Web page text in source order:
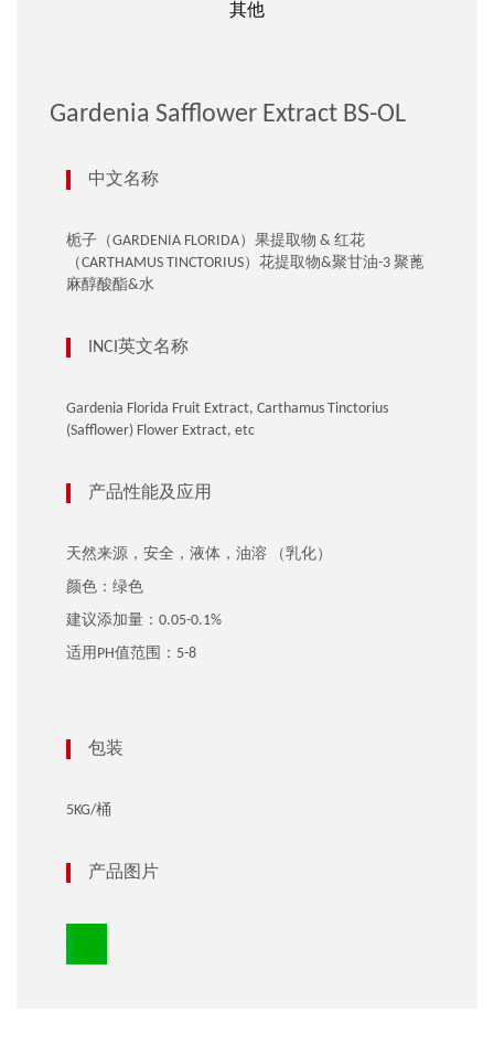
其他
Gardenia Safflower Extract BS-OL
中文名称
栀子（GARDENIA FLORIDA）果提取物 & 红花
（CARTHAMUS TINCTORIUS）花提取物&聚甘油-3 聚蓖
麻醇酸酯&水
INCI英文名称
Gardenia Florida Fruit Extract, Carthamus Tinctorius
(Safflower) Flower Extract, etc
产品性能及应用
天然来源，安全，液体，油溶 （乳化）
颜色：绿色
建议添加量：0.05-0.1%
适用PH值范围：5-8
包装
5KG/桶
产品图片